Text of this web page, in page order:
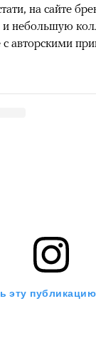
на сайте
небольшую
авторскими
эту